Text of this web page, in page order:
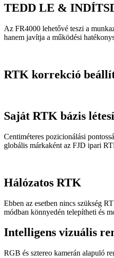
TEDD LE &
Az FR4000 lehetővé teszi a
hanem javítja a működési
RTK korrekció
Saját RTK bázis
Centiméteres pozicionálási
globális márkaként az FJD ipari
Hálózatos RTK
Ebben az esetben nincs szükség
módban könnyedén telepítheti és
Intelligens vizuális
RGB és sztereo kamerán alapuló